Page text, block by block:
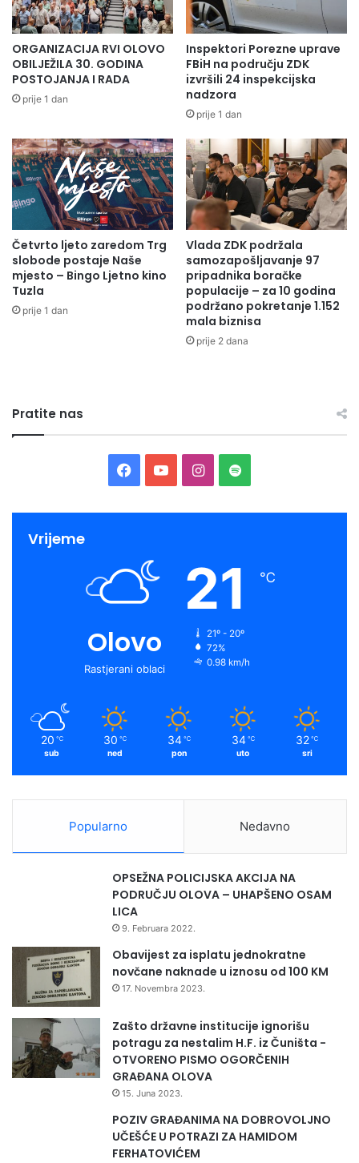
ORGANIZACIJA RVI OLOVO
OBILJEŽILA 30. GODINA
POSTOJANJA I RADA
prije 1 dan
Inspektori Porezne uprave
FBiH na području ZDK
izvršili 24 inspekcijska
nadzora
prije 1 dan
Četvrto ljeto zaredom Trg
slobode postaje Naše
mjesto – Bingo Ljetno kino
Tuzla
prije 1 dan
Vlada ZDK podržala
samozapošljavanje 97
pripadnika boračke
populacije – za 10 godina
podržano pokretanje 1.152
mala biznisa
prije 2 dana
Pratite nas
Facebook
YouTubeInstagram
Spotify
Vrijeme
Olovo
Rastjerani oblaci
21 ℃
21º - 20º
72%
0.98 km/h
20 ℃
sub
30 ℃
ned
34 ℃
pon
34 ℃
uto
32 ℃
sri
Popularno Nedavno
OPSEŽNA POLICIJSKA AKCIJA NA
PODRUČJU OLOVA – UHAPŠENO OSAM
LICA
9. Februara 2022.
Obavijest za isplatu jednokratne
novčane naknade u iznosu od 100 KM
17. Novembra 2023.
Zašto državne institucije ignorišu
potragu za nestalim H.F. iz Čuništa -
OTVORENO PISMO OGORČENIH
GRAĐANA OLOVA
15. Juna 2023.
POZIV GRAĐANIMA NA DOBROVOLJNO
UČEŠĆE U POTRAZI ZA HAMIDOM
FERHATOVIĆEM